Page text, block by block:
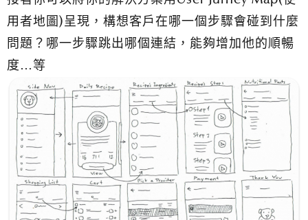
用者地圖)呈現，構想客戶在哪一個步驟會碰到什麼
問題？哪一步驟跳出哪個連結，能夠增加他的順暢
度…等